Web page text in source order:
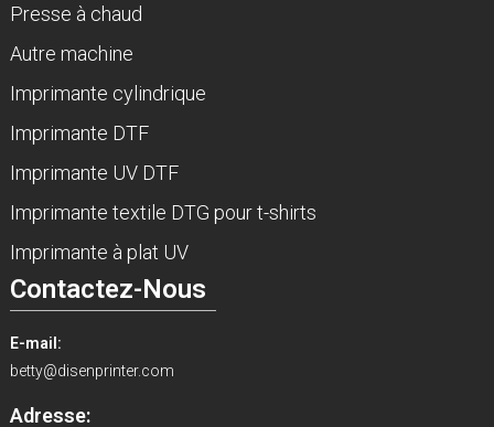
Presse à chaud
Autre machine
Imprimante cylindrique
Imprimante DTF
Imprimante UV DTF
Imprimante textile DTG pour t-shirts
Imprimante à plat UV
Contactez-Nous
E-mail:
betty@disenprinter.com
Adresse: